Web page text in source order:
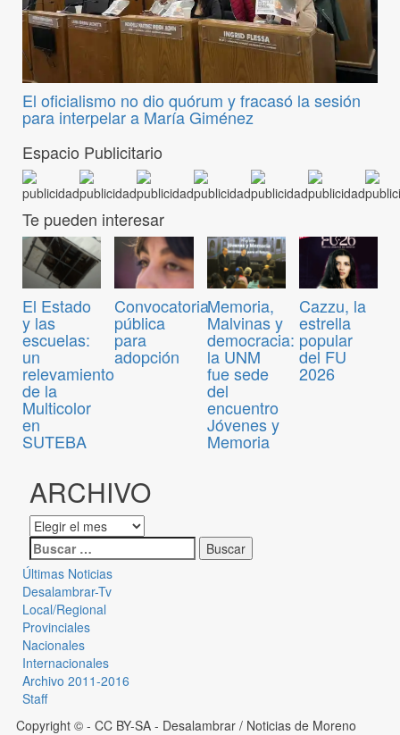
El oficialismo no dio quórum y fracasó la sesión
para interpelar a María Giménez
Espacio Publicitario
Te pueden interesar
El Estado
y las
escuelas:
un
relevamiento
de la
Multicolor
en
SUTEBA
Convocatoria
pública
para
adopción
Memoria,
Malvinas y
democracia:
la UNM
fue sede
del
encuentro
Jóvenes y
Memoria
Cazzu, la
estrella
popular
del FU
2026
ARCHIVO
Últimas Noticias
Desalambrar-Tv
Local/Regional
Provinciales
Nacionales
Internacionales
Archivo 2011-2016
Staff
Copyright © - CC BY-SA - Desalambrar / Noticias de Moreno